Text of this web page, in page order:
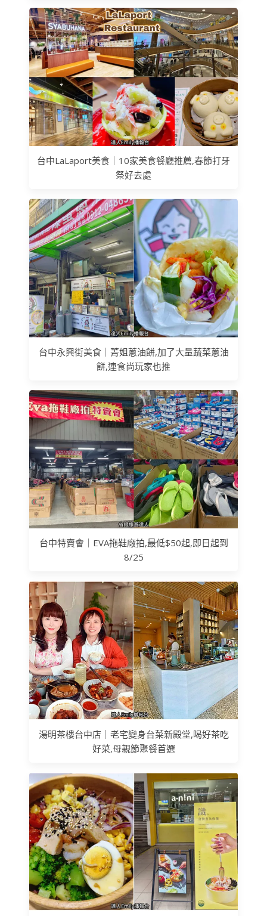
台中LaLaport美食｜10家美食餐廳推薦,春節打牙
祭好去處
台中永興街美食｜菁姐蔥油餅,加了大量蔬菜蔥油
餅,連食尚玩家也推
台中特賣會｜EVA拖鞋廠拍,最低$50起,即日起到
8/25
湯明茶樓台中店｜老宅變身台菜新殿堂,喝好茶吃
好菜,母親節聚餐首選